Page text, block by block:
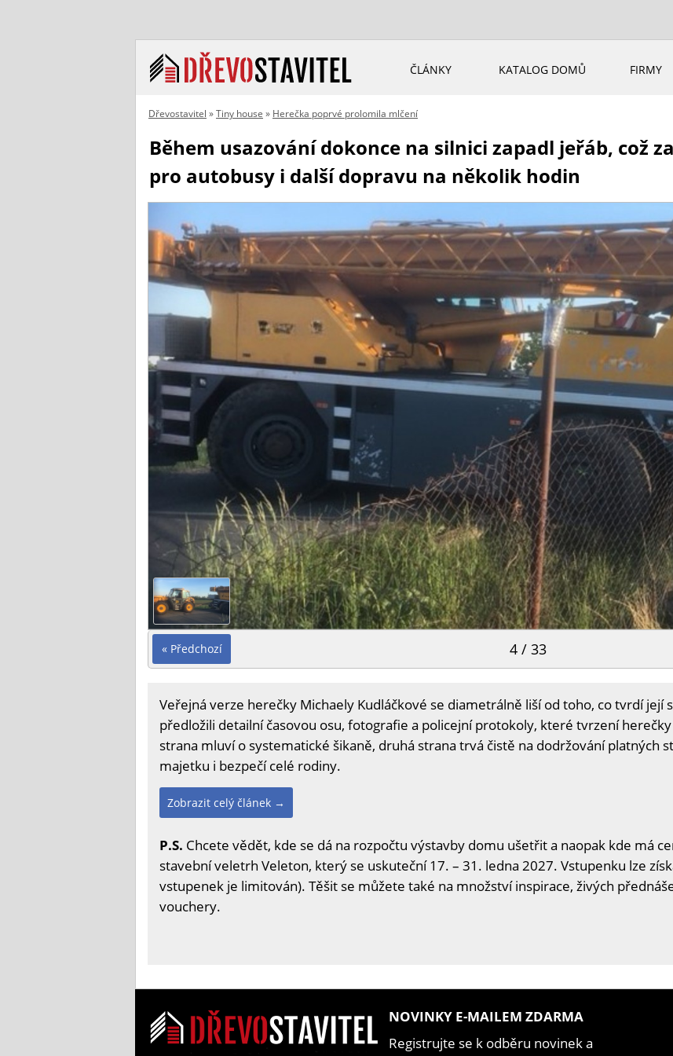
ČLÁNKY KATALOG DOMŮ FIRMY
Dřevostavitel »Tiny house » Herečka poprvé prolomila mlčení
Během usazování dokonce na silnici zapadl jeřáb, což
pro autobusy i další dopravu na několik hodin
« Předchozí 4 / 33
Veřejná verze herečky Michaely Kudláčkové se diametrálně liší od toho, co tvrdí její
předložili detailní časovou osu, fotografie a policejní protokoly, které tvrzení
strana mluví o systematické šikaně, druhá strana trvá čistě na dodržování platných
majetku i bezpečí celé rodiny.
Zobrazit celý článek →
P.S. Chcete vědět, kde se dá na rozpočtu výstavby domu ušetřit a naopak kde má
stavební veletrh Veleton, který se uskuteční 17. – 31. ledna 2027. Vstupenku lze
vstupenek je limitován). Těšit se můžete také na množství inspirace, živých
vouchery.
NOVINKY E-MAILEM ZDARMA
Registrujte se k odběru novinek a